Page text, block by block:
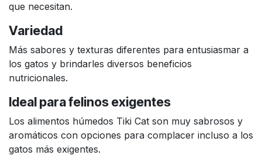
que necesitan.
Variedad
Más sabores y texturas diferentes para entusiasmar a
los gatos y brindarles diversos beneficios
nutricionales.
Ideal para felinos exigentes
Los alimentos húmedos Tiki Cat son muy sabrosos y
aromáticos con opciones para complacer incluso a los
gatos más exigentes.